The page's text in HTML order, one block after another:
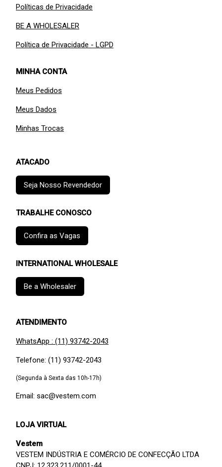
Políticas de Privacidade
BE A WHOLESALER
Política de Privacidade - LGPD
MINHA CONTA
Meus Pedidos
Meus Dados
Minhas Trocas
ATACADO
Seja Nosso Revendedor
TRABALHE CONOSCO
Confira as Vagas
INTERNATIONAL WHOLESALE
Be a Wholesaler
ATENDIMENTO
WhatsApp : (11) 93742-2043
Telefone: (11) 93742-2043
(Segunda à Sexta das 10h-17h)
Email: sac@vestem.com
LOJA VIRTUAL
Vestem
VESTEM INDÚSTRIA E COMÉRCIO DE CONFECÇÃO LTDA